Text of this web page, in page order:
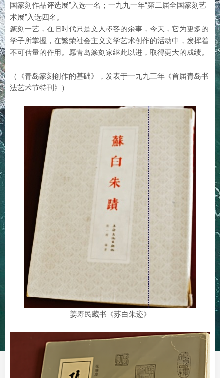
国篆刻作品评选展”入选一名；一九九一年“第二届全国篆刻艺
术展”入选四名。
篆刻一艺，在旧时代只是文人墨客的余事，今天，它为更多的
学子所掌握，在繁荣社会主义文学艺术创作的活动中，发挥着
不可估量的作用。愿青岛篆刻家继此以进，取得更大的成绩。
（《青岛篆刻创作的基础》，发表于一九九三年《首届青岛书
法艺术节特刊》）
姜寿民藏书《苏白朱迹》